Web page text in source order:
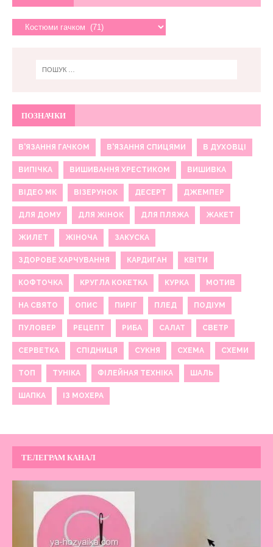
ПОЗНАЧКИ
В'ЯЗАННЯ ГАЧКОМ В'ЯЗАННЯ СПИЦЯМИ В ДУХОВЦІ
ВИПІЧКА ВИШИВАННЯ ХРЕСТИКОМ ВИШИВКА
ВІДЕО МК ВІЗЕРУНОК ДЕСЕРТ ДЖЕМПЕР
ДЛЯ ДОМУ ДЛЯ ЖІНОК ДЛЯ ПЛЯЖА ЖАКЕТ
ЖИЛЕТ ЖІНОЧА ЗАКУСКА
ЗДОРОВЕ ХАРЧУВАННЯ КАРДИГАН КВІТИ
КОФТОЧКА КРУГЛА КОКЕТКА КУРКА МОТИВ
НА СВЯТО ОПИС ПИРІГ ПЛЕД ПОДІУМ
ПУЛОВЕР РЕЦЕПТ РИБА САЛАТ СВЕТР
СЕРВЕТКА СПІДНИЦЯ СУКНЯ СХЕМА СХЕМИ
ТОП ТУНІКА ФІЛЕЙНАЯ ТЕХНІКА ШАЛЬ
ШАПКА ІЗ МОХЕРА
ТЕЛЕГРАМ КАНАЛ